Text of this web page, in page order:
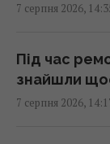
13:54 п'ятниця, 07
7 серпня 2026,
Під час
знайшли
7 серпня 2026,